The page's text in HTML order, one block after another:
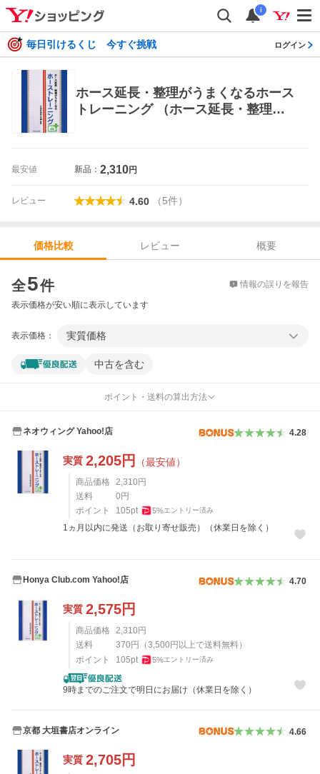
i
毎日引けるくじ 今すぐ挑戦 ログイン
ホース延長・整理がうまくなるホース
トレーニング （ホース延長・整理が
最安値 新品： 2,310円
レビュー 4.60 （5件）
価格比較 レビュー
概要
全5件 情報の誤りを報告
表示価格が安い順に表示しています
表示価格： 実質価格
中古を含む
ポイント・送料の算出方法
ネオウィング Yahoo!店 4.28
実質 2,205円 （最安値）
商品価格 2,310 円
送料
0 円
ポイント
105pt 5%エントリー済み
1ヵ月以内に発送（お取り寄せ販売）（休業日を除く）
Honya Club.com Yahoo!店 4.70
実質 2,575円
商品価格 2,310 円
送料
370 円 （3,500 円以上で送料無料）
ポイント
105pt 5%エントリー済み
9時までのご注文で明日にお届け（休業日を除く）
京都 大垣書店オンライン 4.66
実質 2,705円